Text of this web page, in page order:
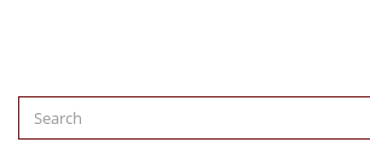
Search
for: